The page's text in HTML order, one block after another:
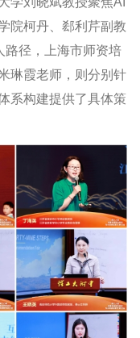
院柯丹、郄利芹副教
路径，上海市师资培
琳霞老师，则分别针
系构建提供了具体策